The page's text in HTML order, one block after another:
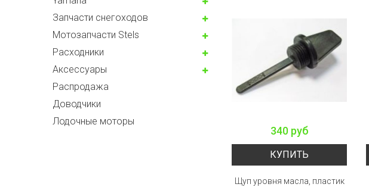
Запчасти снегоходов
Мотозапчасти Stels
Расходники
Аксессуары
Распродажа
Доводчики
Лодочные моторы
340 руб
КУПИТЬ
Щуп уровня масла, пластик